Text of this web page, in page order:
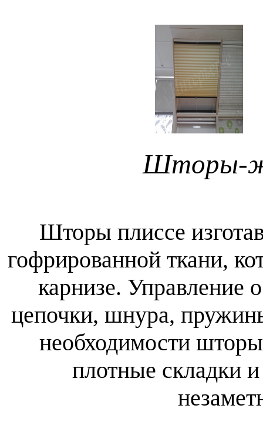
Шторы-
Шторы плиссе
гофрированной ткани,
карнизе. Управление
цепочки, шнура,
необходимости
плотные складки и